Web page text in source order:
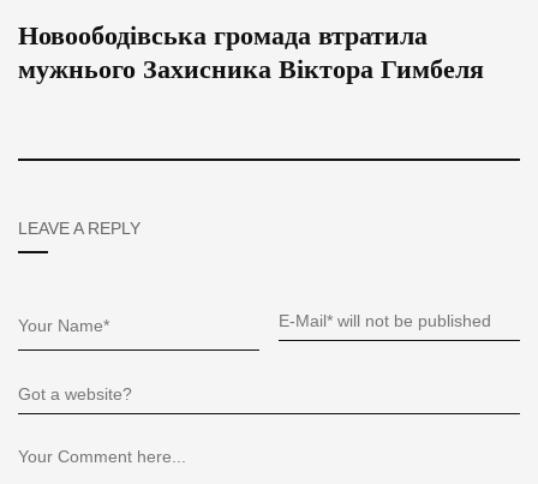
Новоободівська громада втратила
мужнього Захисника Віктора Гимбеля
LEAVE A REPLY